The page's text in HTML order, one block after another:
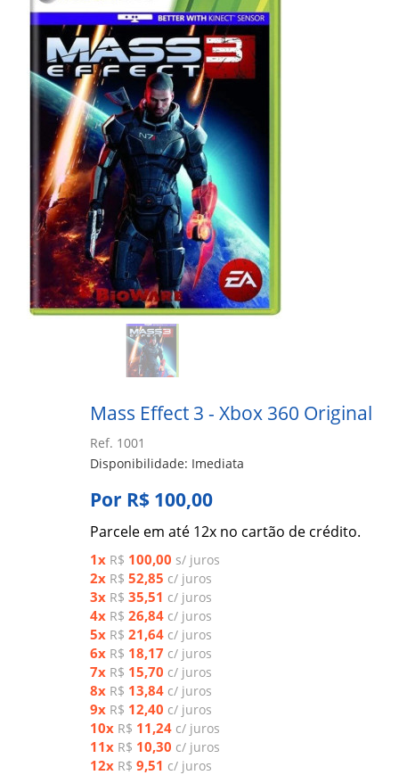
Mass Effect 3 - Xbox 360 Original
Ref. 1001
Disponibilidade: Imediata
Por R$ 100,00
Parcele em até 12x no cartão de crédito.
1x R$ 100,00 s/ juros
2x R$ 52,85 c/ juros
3x R$ 35,51 c/ juros
4x R$ 26,84 c/ juros
5x R$ 21,64 c/ juros
6x R$ 18,17 c/ juros
7x R$ 15,70 c/ juros
8x R$ 13,84 c/ juros
9x R$ 12,40 c/ juros
10x R$ 11,24 c/ juros
11x R$ 10,30 c/ juros
12x R$ 9,51 c/ juros